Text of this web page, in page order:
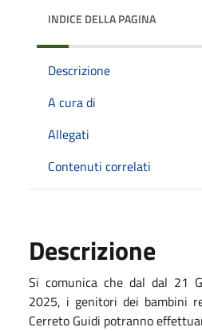
INDICE DELLA PAGINA
Descrizione
A cura di
Allegati
Contenuti correlati
Descrizione
Si comunica che dal dal 21
2025, i genitori dei bambini
Cerreto Guidi potranno